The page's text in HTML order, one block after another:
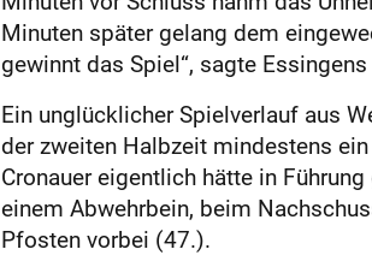
Minuten später gelang dem
gewinnt das Spiel“, sagte
Ein unglücklicher Spielverlauf aus
der zweiten Halbzeit mindestens
Cronauer eigentlich hätte in
einem Abwehrbein, beim
Pfosten vorbei (47.).